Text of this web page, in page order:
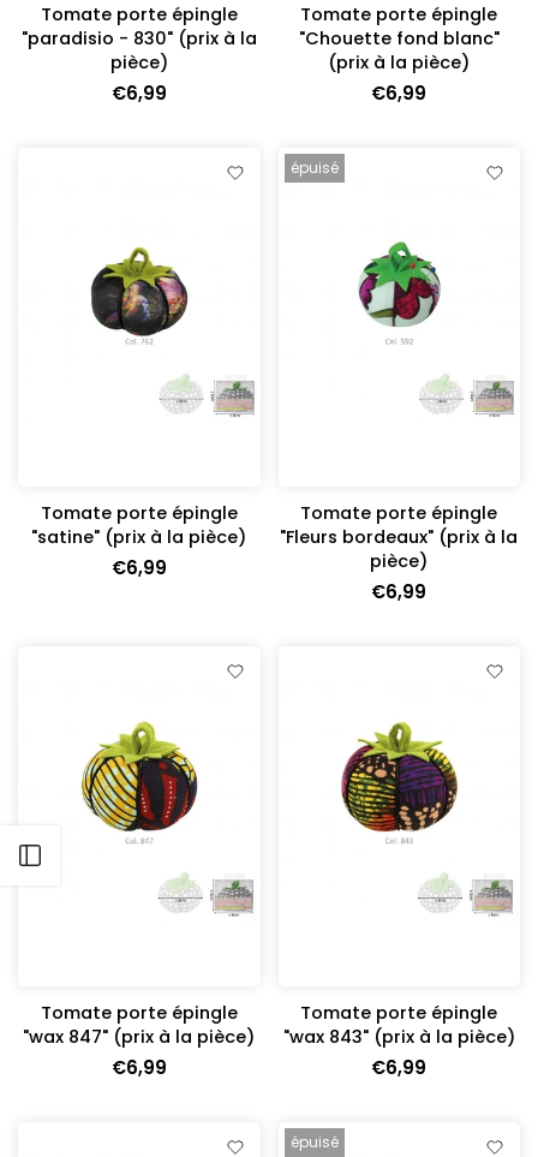
Tomate porte épingle
"paradisio - 830" (prix à la
pièce)
€6,99
Tomate porte épingle
"Chouette fond blanc"
(prix à la pièce)
€6,99
Tomate porte épingle
"satine" (prix à la pièce)
€6,99
épuisé
Tomate porte épingle
"Fleurs bordeaux" (prix à la
pièce)
€6,99
Tomate porte épingle
"wax 847" (prix à la pièce)
€6,99
Tomate porte épingle
"wax 843" (prix à la pièce)
€6,99
épuisé